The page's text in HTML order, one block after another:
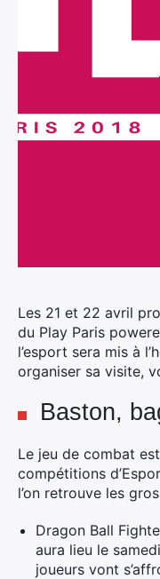
Les 21 et 22 avril
du Play Paris
l’esport sera mis à
organiser sa visite,
Baston,
Le jeu de combat
compétitions
l’on retrouve les
Dragon Ball
aura lieu le
joueurs vont